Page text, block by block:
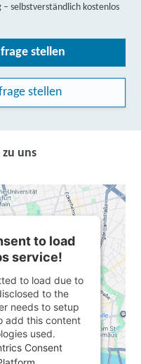
– selbstverständlich kostenlos
stellen
stellen
uns
to load
service!
to load due to
to the
needs to setup
add this content
used.
Consent